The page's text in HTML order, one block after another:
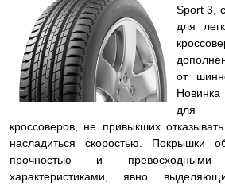
Sport 3,
для
от
для
кроссоверов, не привыкших
насладиться скоростью. Покрышки
прочностью и превосходными
характеристиками, явно